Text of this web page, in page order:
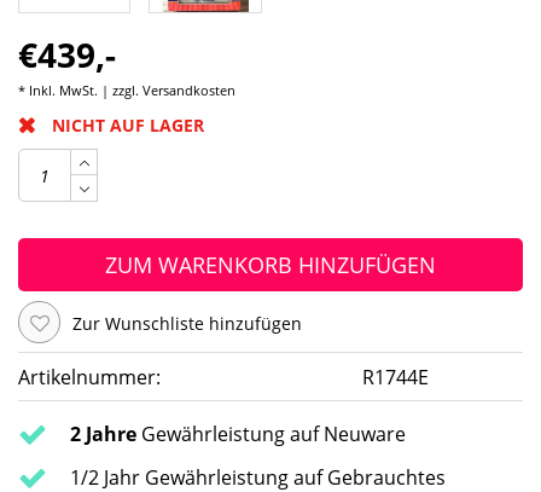
€439,-
* Inkl. MwSt. | zzgl. Versandkosten
NICHT AUF LAGER
ZUM WARENKORB HINZUFÜGEN
Zur Wunschliste hinzufügen
Artikelnummer: R1744E
2 Jahre Gewährleistung auf Neuware
1/2 Jahr Gewährleistung auf Gebrauchtes